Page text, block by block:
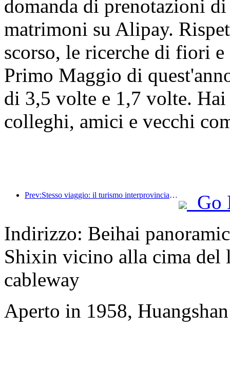
domanda di prenotazioni
matrimoni su Alipay.
scorso, le ricerche di fiori
Primo Maggio di
di 3,5 volte e 1,7 volte.
colleghi, amici e vecchi
Prev:Stesso viaggio: il turismo interprovinciale nazionale si è notevolmente ripreso, si cercano gruppi di turisti privati ​​e tour di qualità
Go
Indirizzo: Beihai
Shixin vicino alla cima del
cableway
Aperto in 1958,